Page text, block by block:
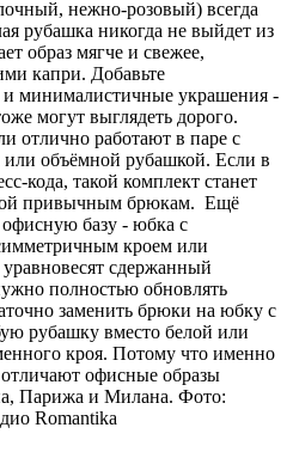
нежно-розовый) всегда
рубашка никогда не выйдет из
образ мягче и свежее,
капри. Добавьте
минималистичные украшения -
могут выглядеть дорого.
отлично работают в паре с
объёмной рубашкой. Если в
кода, такой комплект станет
привычным брюкам. Ещё
базу - юбка с
кроем или
сдержанный
полностью обновлять
заменить брюки на юбку с
рубашку вместо белой или
кроя. Потому что именно
офисные образы
Парижа и Милана. Фото:
Romantika